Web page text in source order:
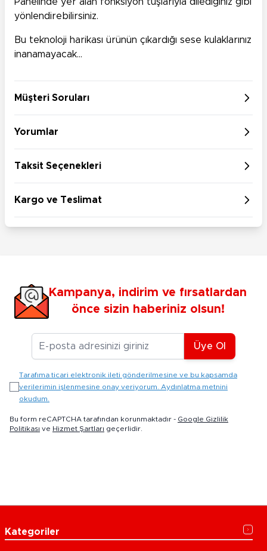
yönlendirebilirsiniz.
Bu teknoloji harikası ürünün çıkardığı sese kulaklarınız
inanamayacak...
Müşteri Soruları
Yorumlar
Taksit Seçenekleri
Kargo ve Teslimat
Kampanya, indirim ve fırsatlardan
önce sizin haberiniz olsun!
E-posta Adresiniz
Üye Ol
Tarafıma ticari elektronik ileti gönderilmesine ve bu kapsamda
verilerimin işlenmesine onay veriyorum. Aydınlatma metnini
okudum.
Bu form reCAPTCHA tarafından korunmaktadır - Google Gizlilik
Politikası ve Hizmet Şartları geçerlidir.
Kategoriler